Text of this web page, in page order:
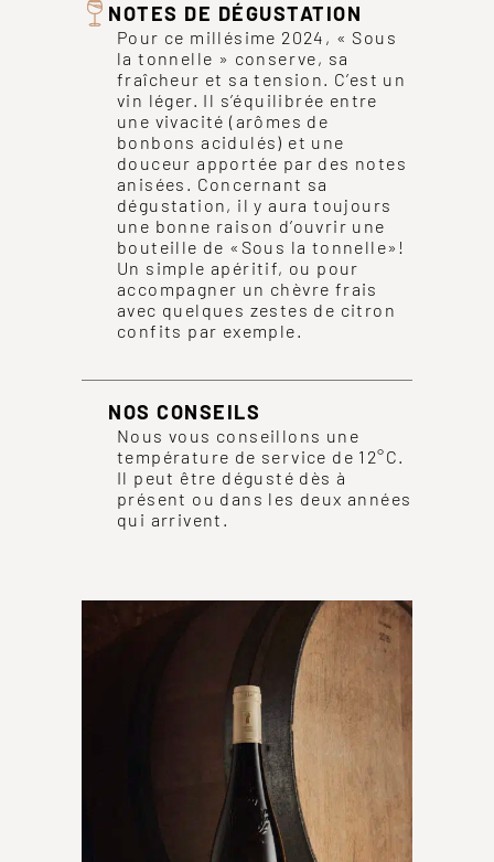
NOTES DE DÉGUSTATION
Pour ce millésime 2024, « Sous
la tonnelle » conserve, sa
fraîcheur et sa tension. C’est un
vin léger. Il s’équilibrée entre
une vivacité (arômes de
bonbons acidulés) et une
douceur apportée par des notes
anisées. Concernant sa
dégustation, il y aura toujours
une bonne raison d’ouvrir une
bouteille de «Sous la tonnelle»!
Un simple apéritif, ou pour
accompagner un chèvre frais
avec quelques zestes de citron
confits par exemple.
NOS CONSEILS
Nous vous conseillons une
température de service de 12°C.
Il peut être dégusté dès à
présent ou dans les deux années
qui arrivent.